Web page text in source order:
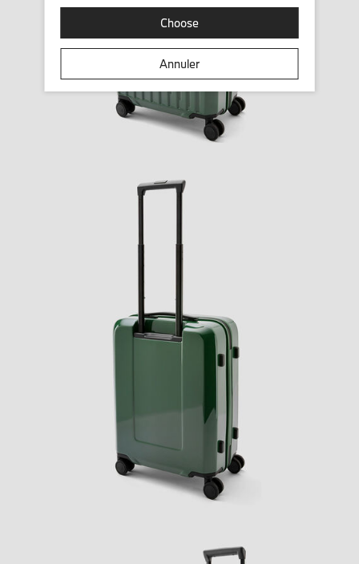
Choose
Annuler